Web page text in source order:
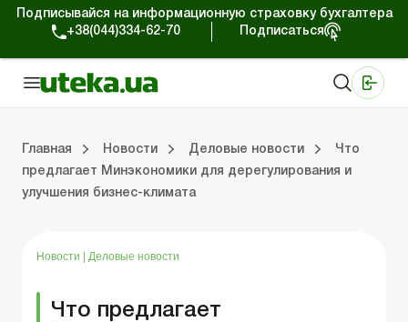
Подписывайся на информационную страховку бухгалтера
+38(044)334-62-70
Подписаться
Главная Новости Деловые новости
Что
предлагает Минэкономики для дерегулирования и
улучшения бизнес-климата
Новости Деловые новости
Что предлагает